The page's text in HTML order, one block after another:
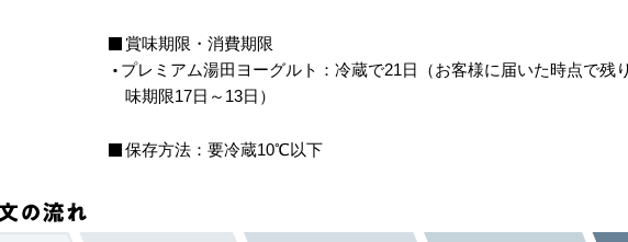
賞味期限・消費期限
プレミアム湯田ヨーグルト： 冷蔵で21日（お客様に届いた時点で残
味期限17日～13日）
保存方法：要冷蔵10℃以下